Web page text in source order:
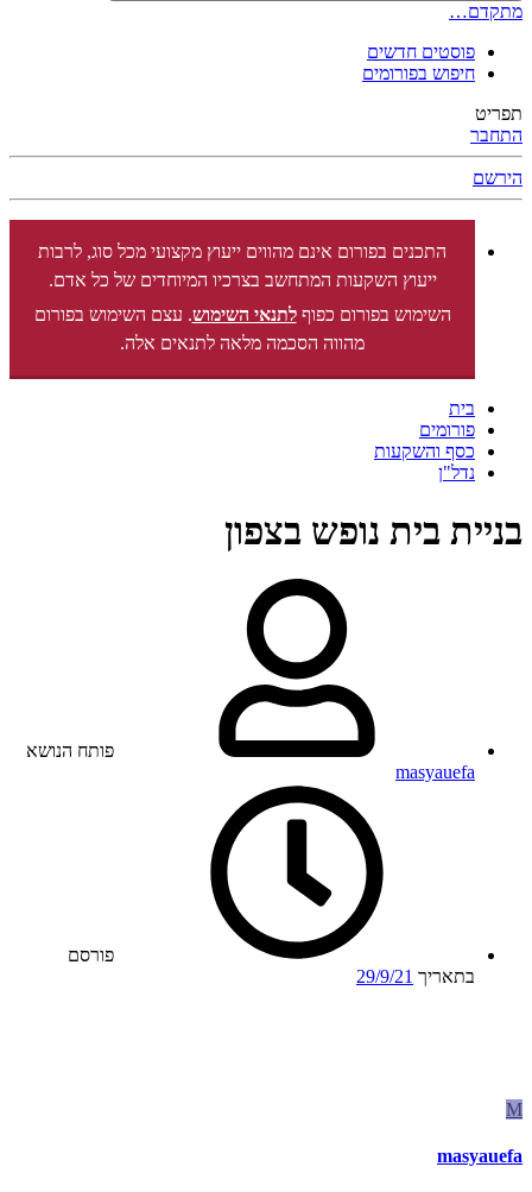
מתקדם…
פוסטים חדשים
חיפוש בפורומים
תפריט
התחבר
הירשם
התכנים בפורום אינם מהווים ייעוץ מקצועי מכל סוג, לרבות
ייעוץ השקעות המתחשב בצרכיו המיוחדים של כל אדם.
השימוש בפורום כפוףלתנאי השימוש. עצם השימוש בפורום
מהווה הסכמה מלאה לתנאים אלה.
בית
פורומים
כסף והשקעות
נדל"ן
בניית בית נופש בצפון
פותח הנושא
masyauefa
פורסם
בתאריך 29/9/21
M
masyauefa